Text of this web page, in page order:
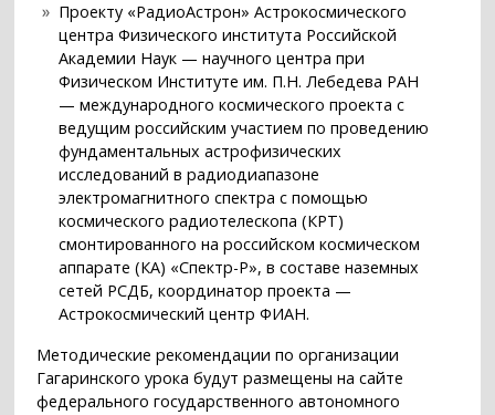
Проекту «РадиоАстрон» Астрокосмического
центра Физического института Российской
Академии Наук — научного центра при
Физическом Институте им. П.Н. Лебедева РАН
— международного космического проекта с
ведущим российским участием по проведению
фундаментальных астрофизических
исследований в радиодиапазоне
электромагнитного спектра с помощью
космического радиотелескопа (КРТ)
смонтированного на российском космическом
аппарате (КА) «Спектр-Р», в составе наземных
сетей РСДБ, координатор проекта —
Астрокосмический центр ФИАН.
Методические рекомендации по организации
Гагаринского урока будут размещены на сайте
федерального государственного автономного